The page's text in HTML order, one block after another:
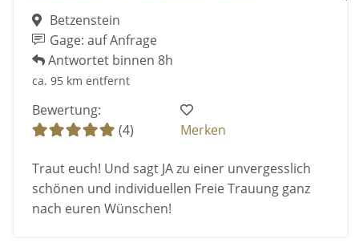
Betzenstein
Gage: auf Anfrage
Antwortet binnen 8h
ca. 95 km entfernt
Bewertung:
(4)
Merken
Traut euch! Und sagt JA zu einer unvergesslich
schönen und individuellen Freie Trauung ganz
nach euren Wünschen!